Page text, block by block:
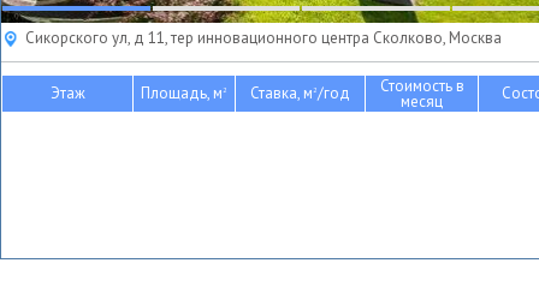
Сикорского ул, д 11, тер инновационного центра Сколково, Москва
Этаж Площадь, м2 Ставка, м2/год Стоимость в
месяц